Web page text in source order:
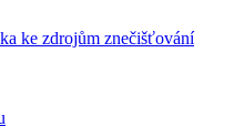
ke zdrojům znečišťování